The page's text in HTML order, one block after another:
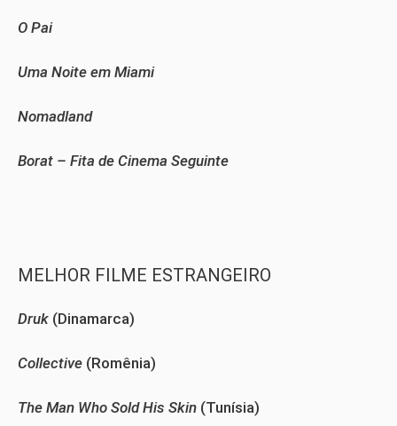
O Pai
Uma Noite em Miami
Nomadland
Borat – Fita de Cinema Seguinte
MELHOR FILME ESTRANGEIRO
Druk (Dinamarca)
Collective (Romênia)
The Man Who Sold His Skin (Tunísia)